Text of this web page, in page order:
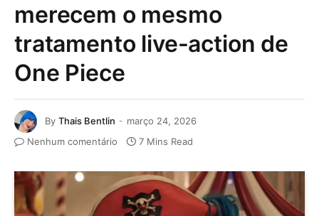
merecem o mesmo
tratamento live-action de
One Piece
By Thais Bentlin
março 24, 2026
Nenhum comentário
7 Mins Read